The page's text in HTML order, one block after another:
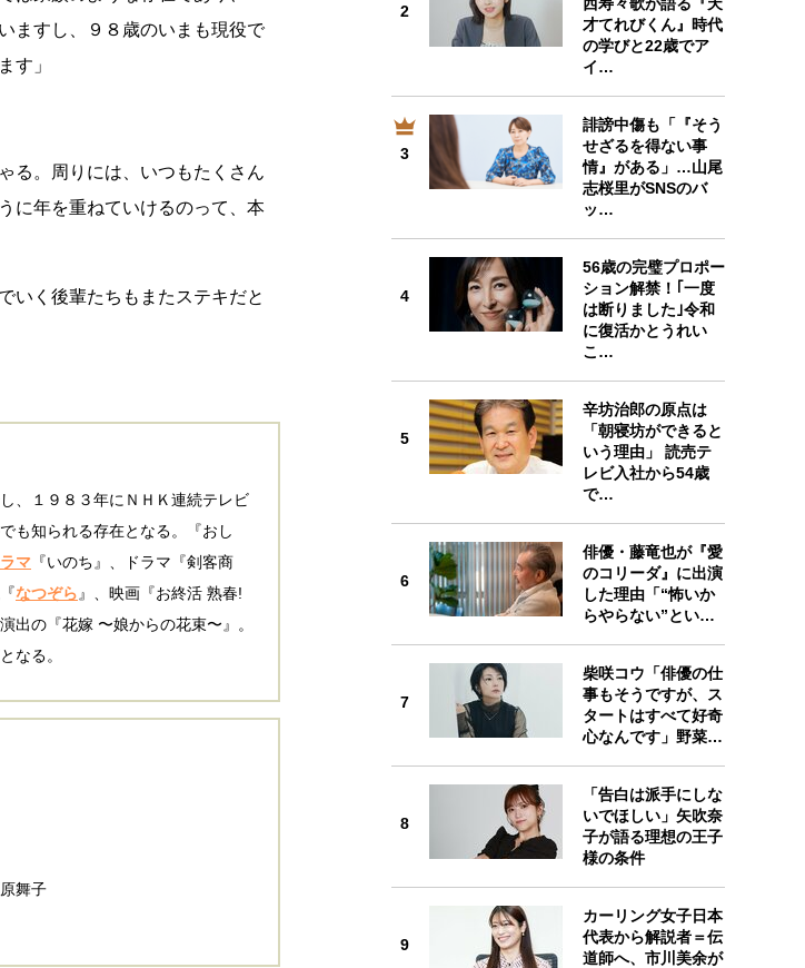
ますし、９８歳のいまも現役で
す」
る。周りには、いつもたくさん
に年を重ねていけるのって、本
いく後輩たちもまたステキだと
、１９８３年にＮＨＫ連続テレビ
も知られる存在となる。『おし
マ 『いのち』、ドラマ『剣客商
なつぞら 』、映画『お終活 熟春!
出の『花嫁 〜娘からの花束〜』。
なる。
舞子
2
才てれびくん』時代
の学びと22歳でア
イ…
3
誹謗中傷も「『そう
せざるを得ない事
情』がある」…山尾
志桜里がSNSのバ
ッ…
4
56歳の完璧プロポー
ション解禁！｢一度
は断りました｣令和
に復活かとうれい
こ…
5
辛坊治郎の原点は
「朝寝坊ができると
いう理由」 読売テ
レビ入社から54歳
で…
6
俳優・藤竜也が『愛
のコリーダ』に出演
した理由「“怖いか
らやらない”とい…
7
柴咲コウ「俳優の仕
事もそうですが、ス
タートはすべて好奇
心なんです」野菜…
8
「告白は派手にしな
いでほしい」矢吹奈
子が語る理想の王子
様の条件
9
カーリング女子日本
代表から解説者＝伝
道師へ、市川美余が